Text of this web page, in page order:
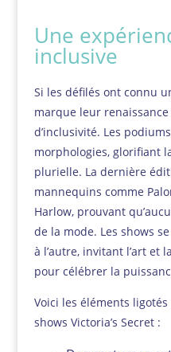
Une
inclusive
Si les défilés ont connu
marque leur
d’inclusivité. Les
morphologies, glorifiant
plurielle. La dernière
mannequins comme
Harlow, prouvant
de la mode. Les shows
à l’autre, invitant l’art et
pour célébrer la
Voici les éléments
shows Victoria’s Secret :